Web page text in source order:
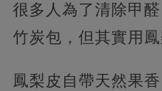
很多人為了清除甲
竹炭包，但其實用
鳳梨皮自帶天然果